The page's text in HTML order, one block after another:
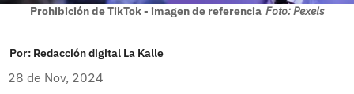
Prohibición de TikTok - imagen de referencia Foto: Pexels
Por: Redacción digital La Kalle
28 de Nov, 2024